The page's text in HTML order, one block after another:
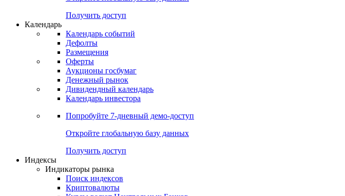
Попробуйте7-дневный
Откройте глобальную базу данных
Получить доступ
Календарь
Календарь событий
Дефолты
Размещения
Оферты
Аукционы госбумаг
Денежный рынок
Дивидендный календарь
Календарь инвестора
Попробуйте7-дневный
Получить доступ